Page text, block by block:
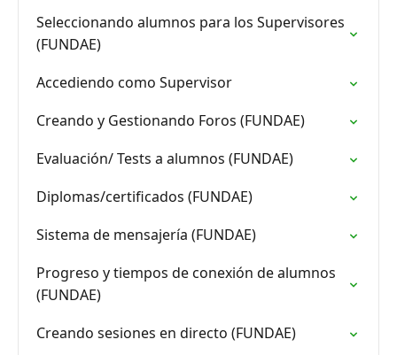
Seleccionando alumnos para los Supervisores
(FUNDAE)
Accediendo como Supervisor
Creando y Gestionando Foros (FUNDAE)
Evaluación/ Tests a alumnos (FUNDAE)
Diplomas/certificados (FUNDAE)
Sistema de mensajería (FUNDAE)
Progreso y tiempos de conexión de alumnos
(FUNDAE)
Creando sesiones en directo (FUNDAE)